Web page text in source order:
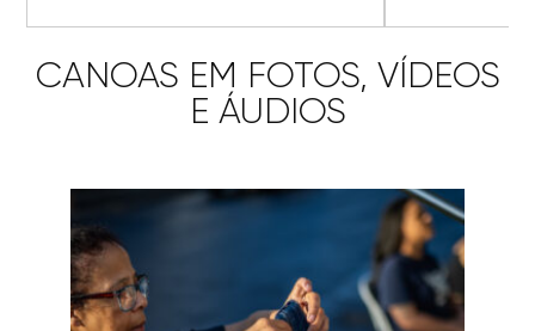
CANOAS EM FOTOS, VÍDEOS
E ÁUDIOS